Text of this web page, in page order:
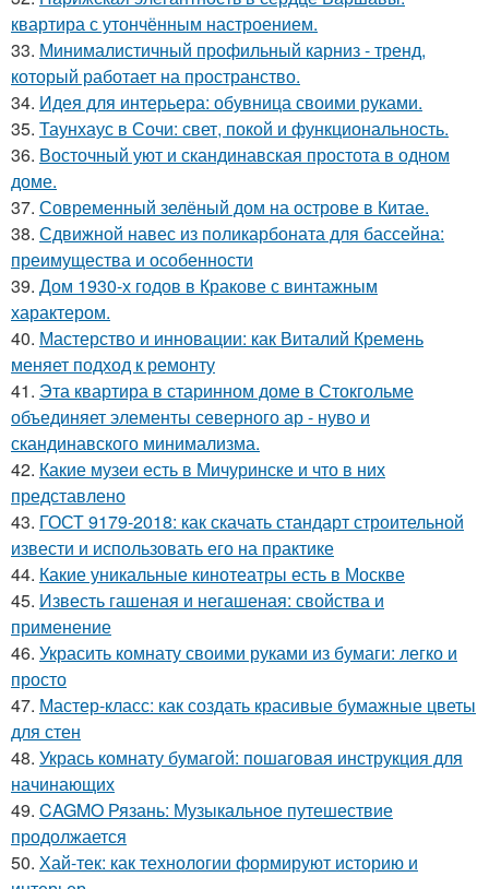
квартира с утончённым настроением.
33. Минималистичный профильный карниз - тренд,
который работает на пространство.
34. Идея для интерьера: обувница своими руками.
35. Таунхаус в Сочи: свет, покой и функциональность.
36. Восточный уют и скандинавская простота в одном
доме.
37. Современный зелёный дом на острове в Китае.
38. Сдвижной навес из поликарбоната для бассейна:
преимущества и особенности
39. Дом 1930-х годов в Кракове с винтажным
характером.
40. Мастерство и инновации: как Виталий Кремень
меняет подход к ремонту
41. Эта квартира в старинном доме в Стокгольме
объединяет элементы северного ар - нуво и
скандинавского минимализма.
42. Какие музеи есть в Мичуринске и что в них
представлено
43. ГОСТ 9179-2018: как скачать стандарт строительной
извести и использовать его на практике
44. Какие уникальные кинотеатры есть в Москве
45. Известь гашеная и негашеная: свойства и
применение
46. Украсить комнату своими руками из бумаги: легко и
просто
47. Мастер-класс: как создать красивые бумажные цветы
для стен
48. Укрась комнату бумагой: пошаговая инструкция для
начинающих
49. CAGMO Рязань: Музыкальное путешествие
продолжается
50. Хай-тек: как технологии формируют историю и